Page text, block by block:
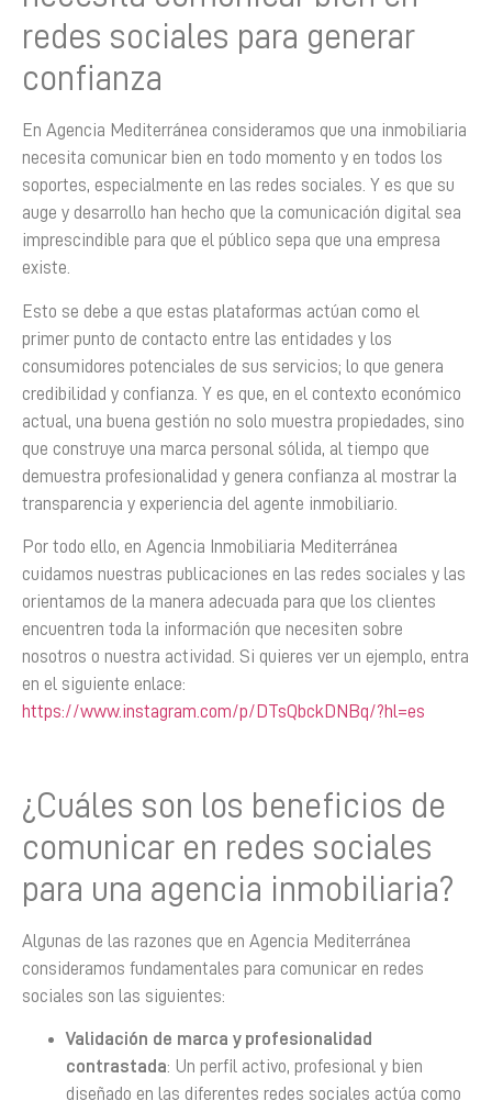
redes sociales para generar
confianza
En Agencia Mediterránea consideramos que una inmobiliaria
necesita comunicar bien en todo momento y en todos los
soportes, especialmente en las redes sociales. Y es que su
auge y desarrollo han hecho que la comunicación digital sea
imprescindible para que el público sepa que una empresa
existe.
Esto se debe a que estas plataformas actúan como el
primer punto de contacto entre las entidades y los
consumidores potenciales de sus servicios; lo que genera
credibilidad y confianza. Y es que, en el contexto económico
actual, una buena gestión no solo muestra propiedades, sino
que construye una marca personal sólida, al tiempo que
demuestra profesionalidad y genera confianza al mostrar la
transparencia y experiencia del agente inmobiliario.
Por todo ello, en Agencia Inmobiliaria Mediterránea
cuidamos nuestras publicaciones en las redes sociales y las
orientamos de la manera adecuada para que los clientes
encuentren toda la información que necesiten sobre
nosotros o nuestra actividad. Si quieres ver un ejemplo, entra
en el siguiente enlace:
https://www.instagram.com/p/DTsQbckDNBq/?hl=es
¿Cuáles son los beneficios de
comunicar en redes sociales
para una agencia inmobiliaria?
Algunas de las razones que en Agencia Mediterránea
consideramos fundamentales para comunicar en redes
sociales son las siguientes:
Validación de marca y profesionalidad
contrastada: Un perfil activo, profesional y bien
diseñado en las diferentes redes sociales actúa como